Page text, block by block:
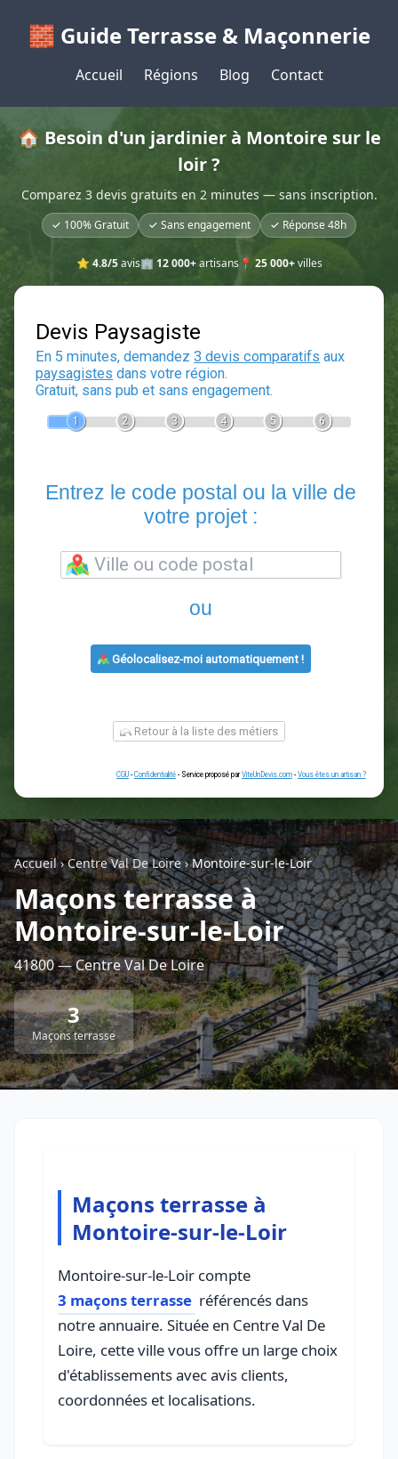
🧱 Guide Terrasse & Maçonnerie
Accueil Régions Blog Contact
🏠 Besoin d'un jardinier à Montoire sur le
loir ?
Comparez 3 devis gratuits en 2 minutes — sans inscription.
✓ 100% Gratuit ✓ Sans engagement ✓ Réponse 48h
⭐ 4.8/5avis🏢 12 000+artisans📍 25 000+villes
Devis Paysagiste
En 5 minutes, demandez3 devis comparatifs
2 3
Entrez le code postal ou la
ou
Retour à la liste des métiers
CGU- Confidentialité- Service proposé parViteUnDevis.com -Vous
Accueil›Centre Val De Loire›Montoire-sur-le-Loir
Maçons terrasse à
Montoire-sur-le-Loir
41800 — Centre Val De Loire
3
Maçons terrasse
Maçons terrasse à
Montoire-sur-le-Loir
Montoire-sur-le-Loir compte
3 maçons terrasse référencés dans
notre annuaire. Située en Centre Val De
Loire, cette ville vous offre un large choix
d'établissements avec avis clients,
coordonnées et localisations.